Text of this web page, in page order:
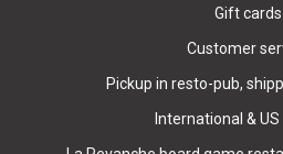
Gift cards
Customer
Pickup in resto-pub,
International &